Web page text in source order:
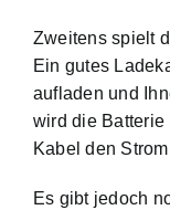
Zweitens spielt
Ein gutes
aufladen und
wird die Batterie
Kabel den
Es gibt jedoch